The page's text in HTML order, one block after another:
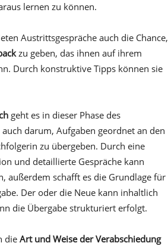
lernen zu können.
Austrittsgespräche auch die Chance,
zu geben, das ihnen auf ihrem
Durch konstruktive Tipps können sie
geht es in dieser Phase des
darum, Aufgaben geordnet an den
zu übergeben. Durch eine
und detaillierte Gespräche kann
außerdem schafft es die Grundlage für
Der oder die Neue kann inhaltlich
die Übergabe strukturiert erfolgt.
die Art und Weise der Verabschiedung